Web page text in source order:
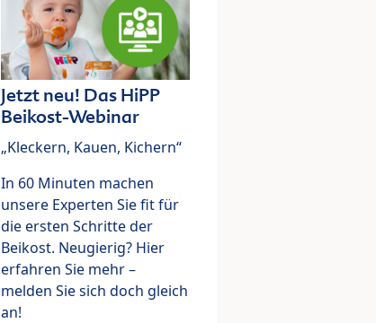
Jetzt neu! Das HiPP
Beikost-Webinar
„Kleckern, Kauen, Kichern“
In 60 Minuten machen
unsere Experten Sie fit für
die ersten Schritte der
Beikost. Neugierig? Hier
erfahren Sie mehr –
melden Sie sich doch gleich
an!